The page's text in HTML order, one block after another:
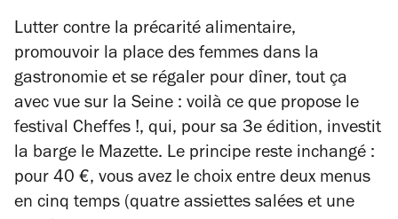
Lutter contre la précarité alimentaire,
promouvoir la place des femmes dans la
gastronomie et se régaler pour dîner, tout ça
avec vue sur la Seine : voilà ce que propose le
festival Cheffes !, qui, pour sa 3e édition, investit
la barge le Mazette. Le principe reste inchangé :
pour 40 €, vous avez le choix entre deux menus
en cinq temps (quatre assiettes salées et une